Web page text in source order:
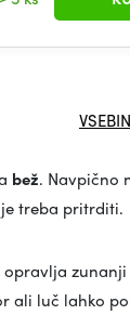
bež. Navpično
treba pritrditi.
ali luč lahko